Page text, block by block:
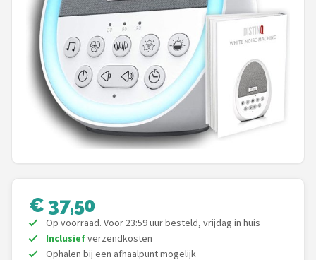
Paladone
Aigostar
Flow Amsterdam
LUVION
KCVV
Decopatent
Countryfield
€ 37,50
Op voorraad. Voor 23:59 uur besteld, vrijdag in huis
Inclusiefverzendkosten
Ophalen bij een afhaalpunt mogelijk